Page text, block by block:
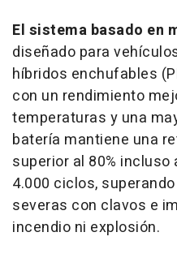
El sistema basado en
diseñado para
híbridos enchufables
con un rendimiento
temperaturas y una
batería mantiene una
superior al 80% incluso
4.000 ciclos,
severas con clavos e
incendio ni explosión.